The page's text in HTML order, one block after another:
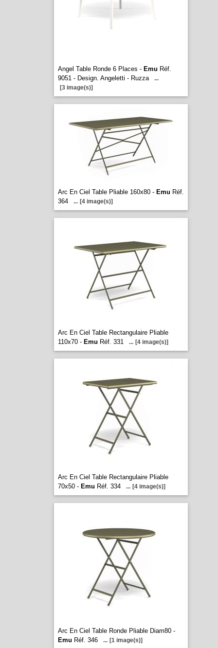
Angel Table Ronde 6 Places - Emu Réf.
9051 - Design. Angeletti - Ruzza
...
[3 image(s)]
Arc En Ciel Table Pliable 160x80 - Emu Réf.
364
... [4 image(s)]
Arc En Ciel Table Rectangulaire Pliable
110x70 - Emu Réf. 331 ... [4 image(s)]
Arc En Ciel Table Rectangulaire Pliable
70x50 - Emu Réf. 334 ... [4 image(s)]
Arc En Ciel Table Ronde Pliable Diam80 -
Emu Réf. 346 ... [1 image(s)]